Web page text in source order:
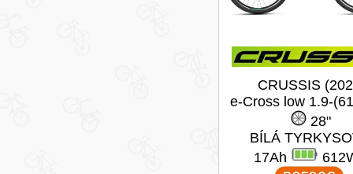
CRUSSIS
e-Cross low 1.9-
28"
BÍLÁ
17Ah